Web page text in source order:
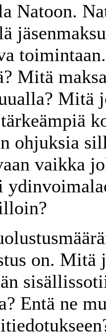
Natoon.
Mitä
Mitä
ohjuksia
vaikka
on. Mitä
Entä ne